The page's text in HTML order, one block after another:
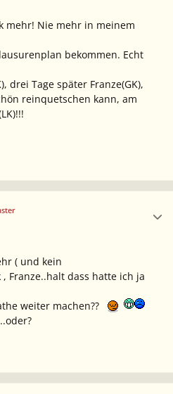
mehr! Nie mehr in meinem
bekommen. Echt
drei Tage später Franze(GK),
reinquetschen kann, am
( und kein
Franze..halt dass hatte ich ja
weiter machen??